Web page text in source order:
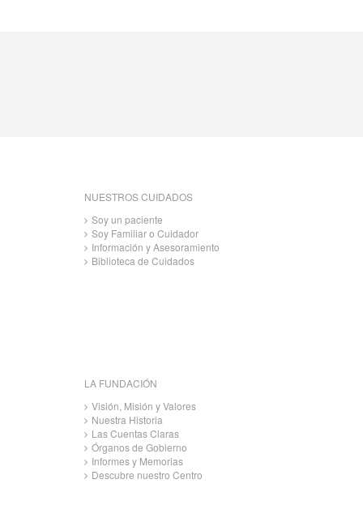
NUESTROS CUIDADOS
Soy un paciente
Soy Familiar o Cuidador
Información y Asesoramiento
Biblioteca de Cuidados
LA FUNDACIÓN
Visión, Misión y Valores
Nuestra Historia
Las Cuentas Claras
Órganos de Gobierno
Informes y Memorias
Descubre nuestro Centro